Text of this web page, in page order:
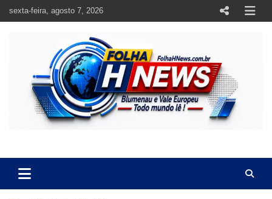
sexta-feira, agosto 7, 2026